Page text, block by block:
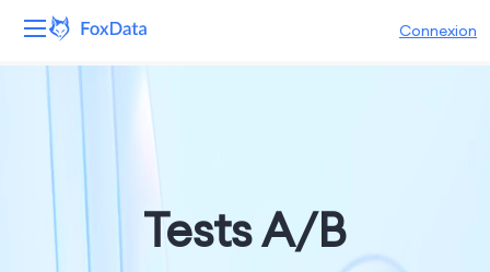
Connexion
Solutions
Ressources
Tests A/B